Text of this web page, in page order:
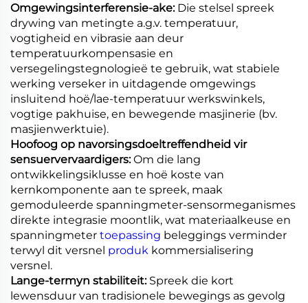
Omgewingsinterferensie-ake: Die stelsel spreek
drywing van metingte a.g.v. temperatuur,
vogtigheid en vibrasie aan deur
temperatuurkompensasie en
versegelingstegnologieë te gebruik, wat stabiele
werking verseker in uitdagende omgewings
insluitend hoë/lae-temperatuur werkswinkels,
vogtige pakhuise, en bewegende masjinerie (bv.
masjienwerktuie).
Hoofoog op navorsingsdoeltreffendheid vir
sensuervervaardigers:Om die lang
ontwikkelingsiklusse en hoë koste van
kernkomponente aan te spreek, maak
gemoduleerde spanningmeter-sensormeganismes
direkte integrasie moontlik, wat materiaalkeuse en
spanningmeter toepassing beleggings verminder
terwyl dit versnel produk kommersialisering
versnel.
Lange-termyn stabiliteit: Spreek die kort
lewensduur van tradisionele bewegings as gevolg